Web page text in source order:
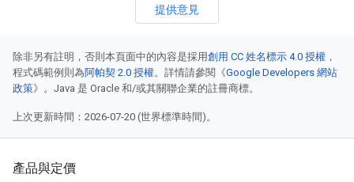
提供意見
除非另有註明，否則本頁面中的內容是採用創用 CC 姓名標示 4.0 授權 ，
程式碼範例則為阿帕契 2.0 授權。詳情請參閱《Google Developers 網站
政策》。Java 是 Oracle 和/或其關聯企業的註冊商標。
上次更新時間：2026-07-20 (世界標準時間)。
產品與定價